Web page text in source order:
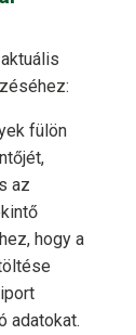
fülön
az
hogy a
adatokat.